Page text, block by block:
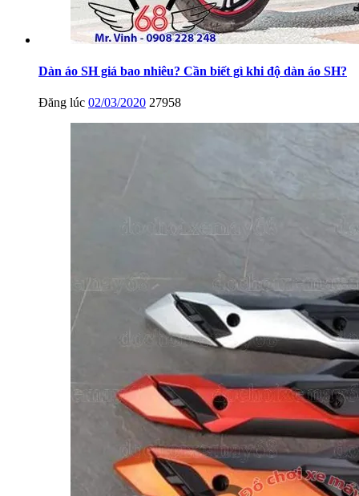
Dàn áo SH giá bao nhiêu? Cần biết gì khi độ dàn áo SH?
Đăng lúc 02/03/2020 27958